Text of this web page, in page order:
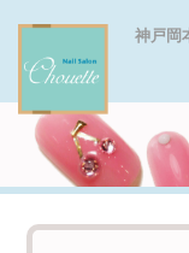
神戸岡
MENU
GALLERY
SHOP